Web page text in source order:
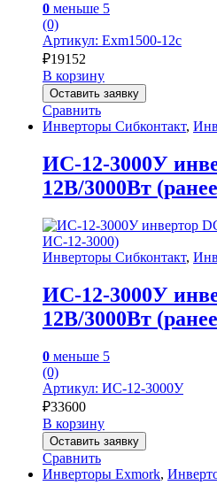
0 меньше 5
(0)
Артикул: Exm1500-12с
₽19152
В корзину
Оставить заявку
Сравнить
Инверторы Сибконтакт,
ИС-12-3000У
12В/3000Вт
Инверторы Сибконтакт,
ИС-12-3000У
12В/3000Вт
0 меньше 5
(0)
Артикул: ИС-12-3000У
₽33600
В корзину
Оставить заявку
Сравнить
Инверторы Exmork,